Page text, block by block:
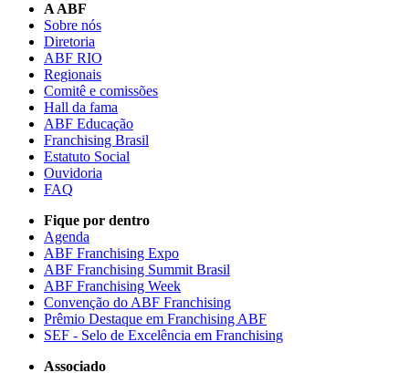
A ABF
Sobre nós
Diretoria
ABF RIO
Regionais
Comitê e comissões
Hall da fama
ABF Educação
Franchising Brasil
Estatuto Social
Ouvidoria
FAQ
Fique por dentro
Agenda
ABF Franchising Expo
ABF Franchising Summit Brasil
ABF Franchising Week
Convenção do ABF Franchising
Prêmio Destaque em Franchising ABF
SEF - Selo de Excelência em Franchising
Associado